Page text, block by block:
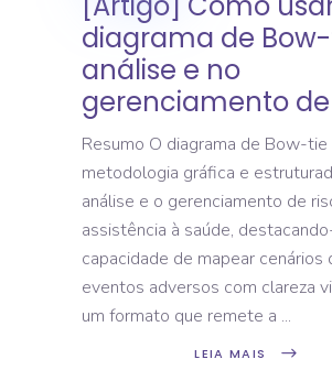
diagrama de
análise e no
gerenciamento de
Resumo O diagrama de Bow-tie
metodologia gráfica e
análise e o gerenciamento de
assistência à saúde,
capacidade de mapear cenários
eventos adversos com clareza
um formato que remete a
LEIA MAIS